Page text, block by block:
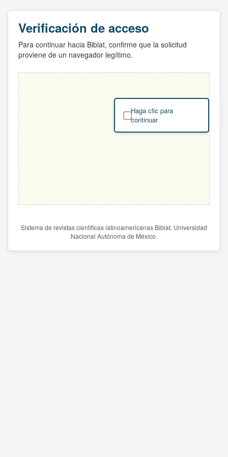
Verificación de acceso
Para continuar hacia Biblat, confirme que la solicitud
proviene de un navegador legítimo.
Haga clic para
continuar
Sistema de revistas científicas latinoamericanas Biblat. Universidad
Nacional Autónoma de México.